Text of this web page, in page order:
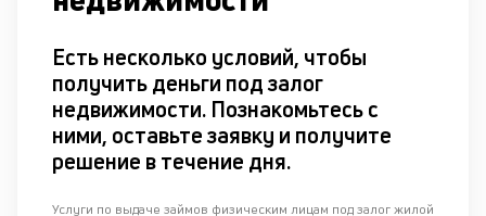
Есть несколько условий, чтобы
получить деньги под залог
недвижимости. Познакомьтесь с
ними, оставьте заявку и получите
решение в течение дня.
Услуги по выдаче займов физическим лицам под залог жилой